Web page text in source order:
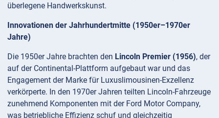
überlegene Handwerkskunst.
Innovationen der Jahrhundertmitte (1950er–1970er
Jahre)
Die 1950er Jahre brachten den Lincoln Premier (1956), der
auf der Continental-Plattform aufgebaut war und das
Engagement der Marke für Luxuslimousinen-Exzellenz
verkörperte. In den 1970er Jahren teilten Lincoln-Fahrzeuge
zunehmend Komponenten mit der Ford Motor Company,
was betriebliche Effizienz schuf und gleichzeitig